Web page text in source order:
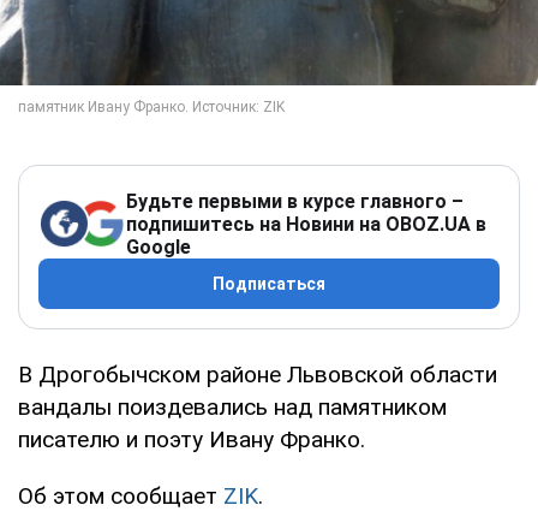
Будьте первыми в курсе главного –
подпишитесь на Новини на OBOZ.UA в
Google
Подписаться
В Дрогобычском районе Львовской области
вандалы поиздевались над памятником
писателю и поэту Ивану Франко.
Об этом сообщает ZIK.